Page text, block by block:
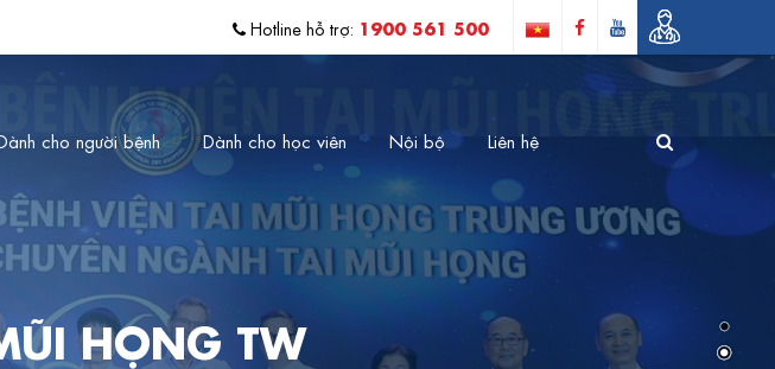
Hotline hỗ trợ: 1900 561 500
cho người bệnh Dành cho học viên Nội bộ Liên hệ
HỌNG TW